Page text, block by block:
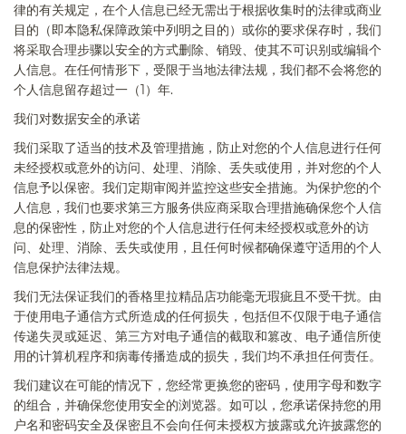
律的有关规定，在个人信息已经无需出于根据收集时的法律或商业
目的（即本隐私保障政策中列明之目的）或你的要求保存时，我们
将采取合理步骤以安全的方式删除、销毁、使其不可识别或编辑个
人信息。在任何情形下，受限于当地法律法规，我们都不会将您的
个人信息留存超过一（1）年.
我们对数据安全的承诺
我们采取了适当的技术及管理措施，防止对您的个人信息进行任何
未经授权或意外的访问、处理、消除、丢失或使用，并对您的个人
信息予以保密。我们定期审阅并监控这些安全措施。为保护您的个
人信息，我们也要求第三方服务供应商采取合理措施确保您个人信
息的保密性，防止对您的个人信息进行任何未经授权或意外的访
问、处理、消除、丢失或使用，且任何时候都确保遵守适用的个人
信息保护法律法规。
我们无法保证我们的香格里拉精品店功能毫无瑕疵且不受干扰。由
于使用电子通信方式所造成的任何损失，包括但不仅限于电子通信
传递失灵或延迟、第三方对电子通信的截取和篡改、电子通信所使
用的计算机程序和病毒传播造成的损失，我们均不承担任何责任。
我们建议在可能的情况下，您经常更换您的密码，使用字母和数字
的组合，并确保您使用安全的浏览器。如可以，您承诺保持您的用
户名和密码安全及保密且不会向任何未授权方披露或允许披露您的